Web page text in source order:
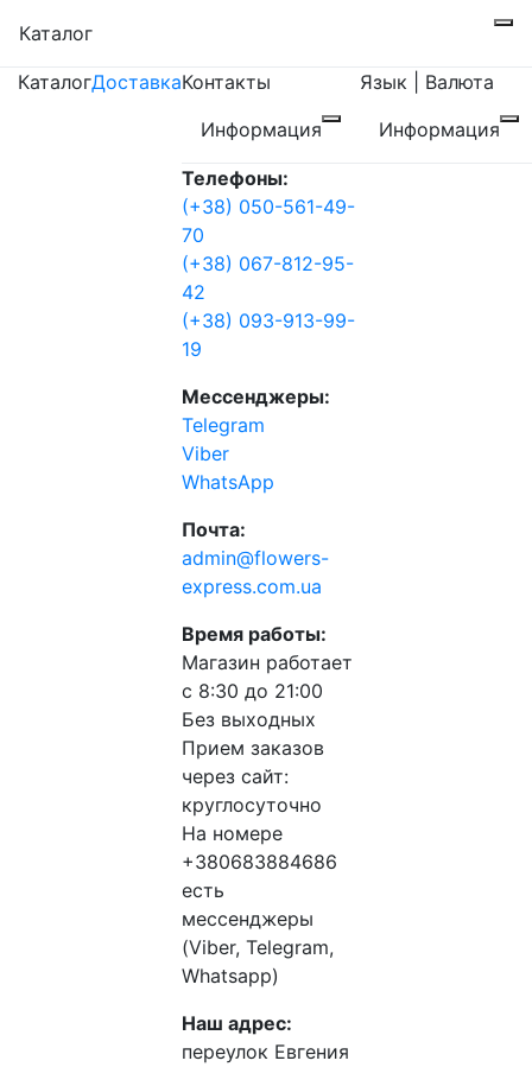
Каталог
КаталогДоставкаКонтакты
Информация
Телефоны:
(+38) 050-561-49-
70
(+38) 067-812-95-
42
(+38) 093-913-99-
19
Мессенджеры:
Telegram
Viber
WhatsApp
Почта:
admin@flowers-
express.com.ua
Время работы:
Магазин работает
с 8:30 до 21:00
Без выходных
Прием заказов
через сайт:
круглосуточно
На номере
+380683884686
есть
мессенджеры
(Viber, Telegram,
Whatsapp)
Наш адрес:
переулок Евгения
Язык | Валюта
Информация